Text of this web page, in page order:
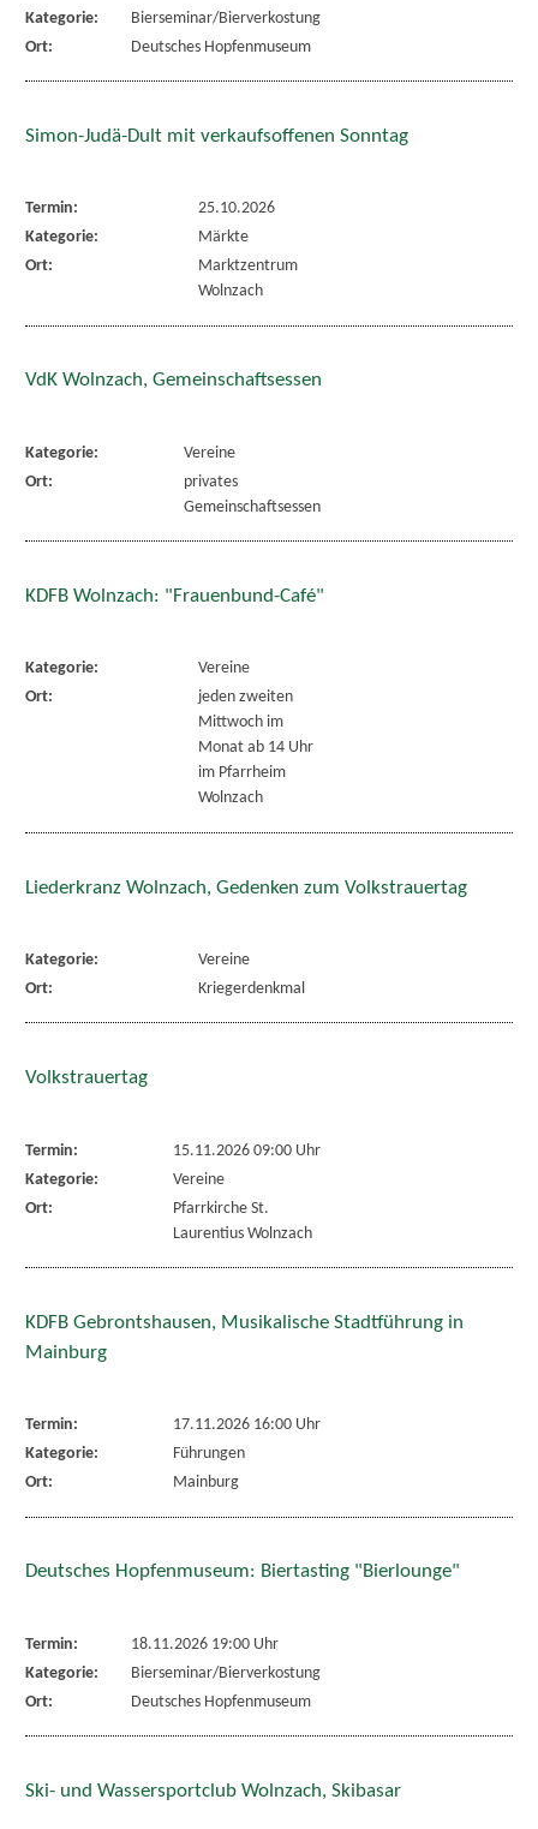
Kategorie:
Bierseminar/Bierverkostung
Ort:
Deutsches Hopfenmuseum
Simon-Judä-Dult mit verkaufsoffenen Sonntag
Termin:
25.10.2026
Kategorie:
Märkte
Ort:
Marktzentrum
Wolnzach
VdK Wolnzach, Gemeinschaftsessen
Kategorie:
Vereine
Ort:
privates
Gemeinschaftsessen
KDFB Wolnzach: "Frauenbund-Café"
Kategorie:
Vereine
Ort:
jeden zweiten
Mittwoch im
Monat ab 14 Uhr
im Pfarrheim
Wolnzach
Liederkranz Wolnzach, Gedenken zum Volkstrauertag
Kategorie:
Vereine
Ort:
Kriegerdenkmal
Volkstrauertag
Termin:
15.11.2026 09:00 Uhr
Kategorie:
Vereine
Ort:
Pfarrkirche St.
Laurentius Wolnzach
KDFB Gebrontshausen, Musikalische Stadtführung in
Mainburg
Termin:
17.11.2026 16:00 Uhr
Kategorie:
Führungen
Ort:
Mainburg
Deutsches Hopfenmuseum: Biertasting "Bierlounge"
Termin:
18.11.2026 19:00 Uhr
Kategorie:
Bierseminar/Bierverkostung
Ort:
Deutsches Hopfenmuseum
Ski- und Wassersportclub Wolnzach, Skibasar